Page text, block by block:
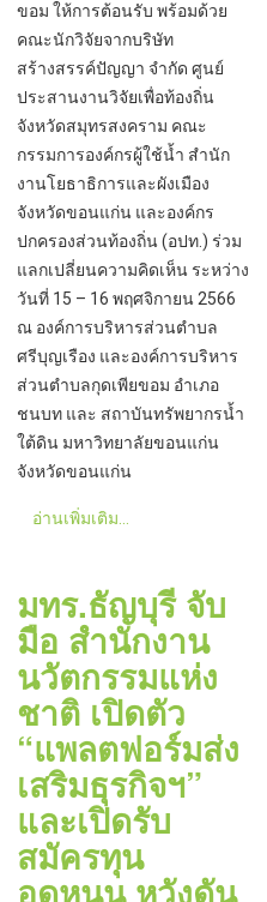
ขอม ให้การต้อนรับ พร้อมด้วย
คณะนักวิจัยจากบริษัท
สร้างสรรค์ปัญญา จำกัด ศูนย์
ประสานงานวิจัยเพื่อท้องถิ่น
จังหวัดสมุทรสงคราม คณะ
กรรมการองค์กรผู้ใช้น้ำ สำนัก
งานโยธาธิการและผังเมือง
จังหวัดขอนแก่น และองค์กร
ปกครองส่วนท้องถิ่น (อปท.) ร่วม
แลกเปลี่ยนความคิดเห็น ระหว่าง
วันที่ 15 – 16 พฤศจิกายน 2566
ณ องค์การบริหารส่วนตำบล
ศรีบุญเรือง และองค์การบริหาร
ส่วนตำบลกุดเพียขอม อำเภอ
ชนบท และ สถาบันทรัพยากรน้ำ
ใต้ดิน มหาวิทยาลัยขอนแก่น
จังหวัดขอนแก่น
อ่านเพิ่มเติม...
มทร.ธัญบุรี จับ
มือ สำนักงาน
นวัตกรรมแห่ง
ชาติ เปิดตัว
“แพลตฟอร์มส่ง
เสริมธุรกิจฯ”
และเปิดรับ
สมัครทุน
อุดหนุน หวังดัน